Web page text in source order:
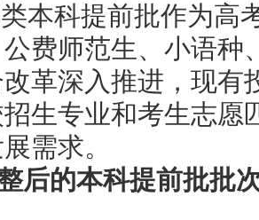
本科提前批作为高
费师范生、小语种
革深入推进，现有
生专业和考生志愿
需求。
后的本科提前批批